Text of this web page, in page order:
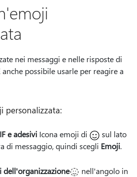
nei messaggi e nelle risposte di
possibile usarle per reagire a
personalizzata:
e adesivi Icona emoji di
sul lato
di messaggio, quindi scegli Emoji.
dell'organizzazione
nell'angolo in